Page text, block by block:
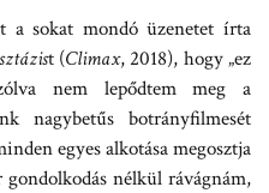
a sokat mondó üzenetet írta
t (Climax, 2018), hogy „ez
nem lepődtem meg a
nagybetűs botrányfilmesét
egyes alkotása megosztja
nélkül rávágnám,